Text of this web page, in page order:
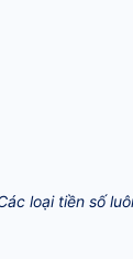
loại tiền số